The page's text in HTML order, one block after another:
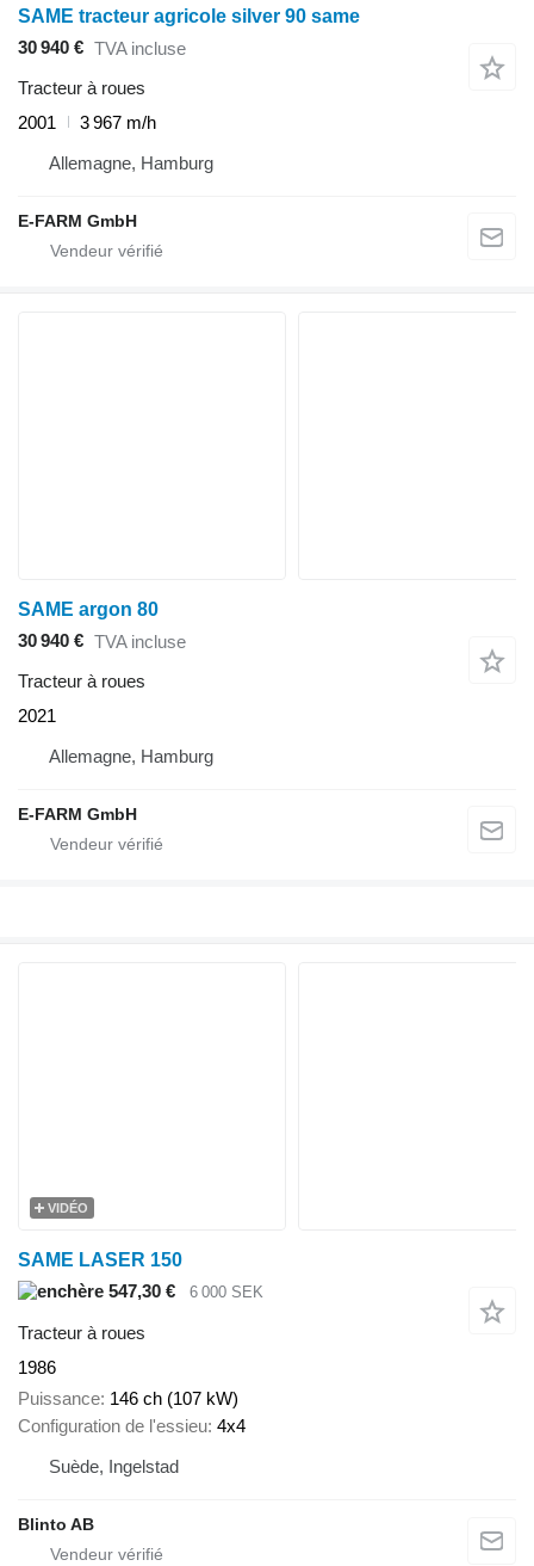
SAME tracteur agricole silver 90 same
30 940 € TVA incluse
Tracteur à roues
2001
3 967 m/h
Allemagne, Hamburg
E-FARM GmbH
SAME argon 80
30 940 € TVA incluse
Tracteur à roues
2021
Allemagne, Hamburg
E-FARM GmbH
VIDÉO
SAME LASER 150
547,30 €
6 000 SEK
Tracteur à roues
1986
Puissance 146 ch (107 kW)
Configuration de l'essieu 4x4
Suède, Ingelstad
Blinto AB